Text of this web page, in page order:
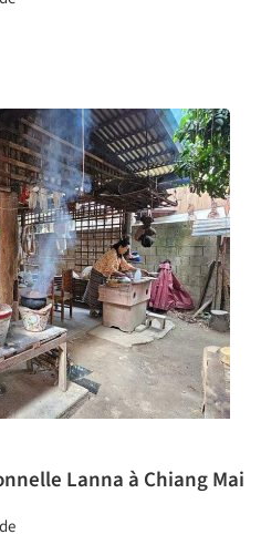
Lanna à Chiang Mai